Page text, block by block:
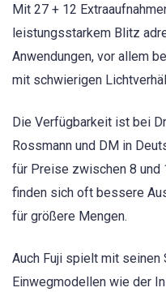
Mit 27 + 12
leistungsstarkem Blitz
Anwendungen, vor allem
mit schwierigen
Die Verfügbarkeit ist bei
Rossmann und DM in
für Preise zwischen 8 und
finden sich oft bessere
für größere Mengen.
Auch Fuji spielt mit seinen
Einwegmodellen wie der